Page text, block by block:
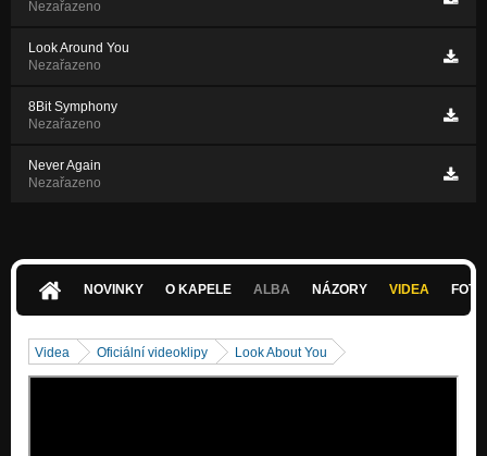
Nezařazeno
Look Around You
Nezařazeno
8Bit Symphony
Nezařazeno
Never Again
Nezařazeno
NOVINKY O KAPELE ALBA NÁZORY VIDEA
Videa Oficiální videoklipy Look About You